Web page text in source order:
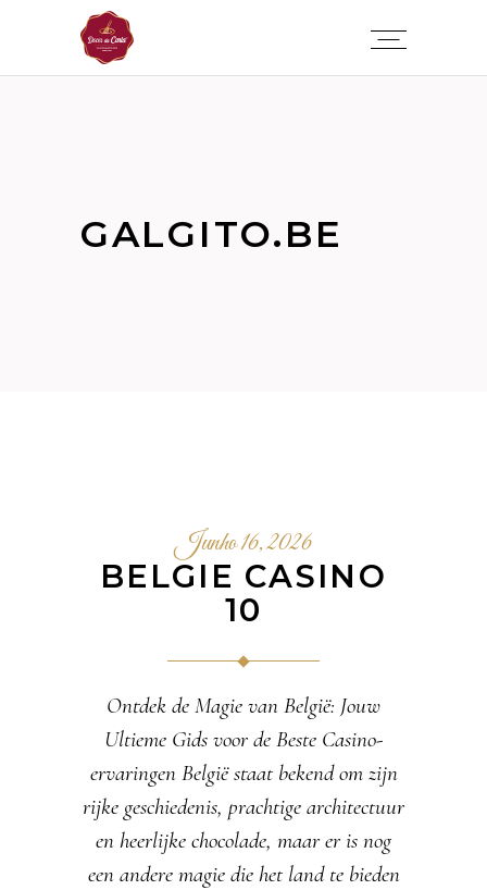
GALGITO.BE
Junho 16, 2026
BELGIE CASINO
10
Ontdek de Magie van België: Jouw
Ultieme Gids voor de Beste Casino-
ervaringen België staat bekend om zijn
rijke geschiedenis, prachtige architectuur
en heerlijke chocolade, maar er is nog
een andere magie die het land te bieden